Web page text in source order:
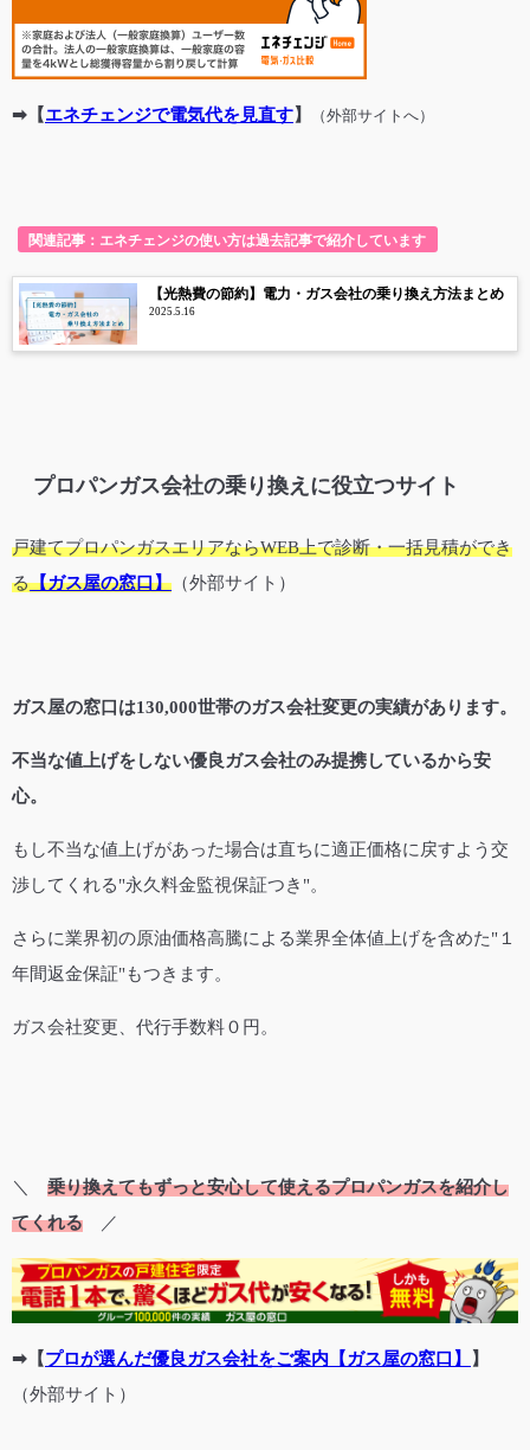
➡【エネチェンジで電気代を見直す】 （外部サイトへ）
関連記事：エネチェンジの使い方は過去記事で紹介しています
【光熱費の節約】電力・ガス会社の乗り換え方法まとめ
2025.5.16
プロパンガス会社の乗り換えに役立つサイト
戸建てプロパンガスエリアならWEB上で診断・一括見積ができ
る【ガス屋の窓口】 （外部サイト）
ガス屋の窓口は130,000世帯のガス会社変更の実績があります。
不当な値上げをしない優良ガス会社のみ提携しているから安
心。
もし不当な値上げがあった場合は直ちに適正価格に戻すよう交
渉してくれる"永久料金監視保証つき"。
さらに業界初の原油価格高騰による業界全体値上げを含めた"１
年間返金保証"もつきます。
ガス会社変更、代行手数料０円。
＼ 乗り換えてもずっと安心して使えるプロパンガスを紹介し
てくれる ／
➡【プロが選んだ優良ガス会社をご案内【ガス屋の窓口】
】
（外部サイト）